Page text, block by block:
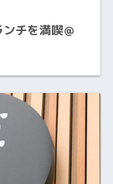
チを満喫＠